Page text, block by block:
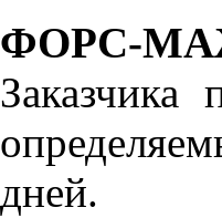
ФОРС-
Заказчика
дней.